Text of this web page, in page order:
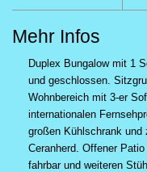
Mehr Infos
Duplex Bungalow mit 1
und geschlossen.
Wohnbereich mit 3-er
internationalen
großen Kühlschrank
Ceranherd. Offener
fahrbar und weiteren